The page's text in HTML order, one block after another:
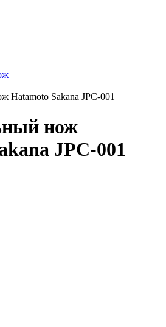
Hatamoto Sakana JPC-001
нож
JPC-001